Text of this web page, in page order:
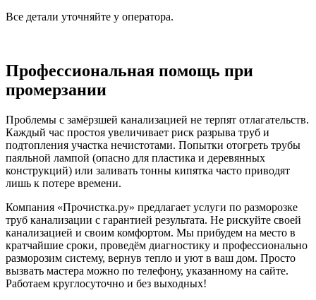
Все детали уточняйте у оператора.
Профессиональная помощь при
промерзании
Проблемы с замёрзшей канализацией не терпят отлагательств.
Каждый час простоя увеличивает риск разрыва труб и
подтопления участка нечистотами. Попытки отогреть трубы
паяльной лампой (опасно для пластика и деревянных
конструкций) или заливать тонны кипятка часто приводят
лишь к потере времени.
Компания «Прочистка.ру» предлагает услуги по разморозке
труб канализации с гарантией результата. Не рискуйте своей
канализацией и своим комфортом. Мы прибудем на место в
кратчайшие сроки, проведём диагностику и профессионально
разморозим систему, вернув тепло и уют в ваш дом. Просто
вызвать мастера можно по телефону, указанному на сайте.
Работаем круглосуточно и без выходных!